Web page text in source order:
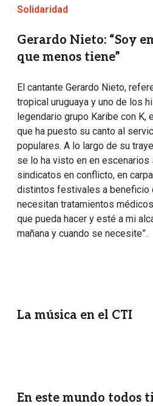
Solidaridad
Gerardo Nieto: “Soy
que menos tiene”
El cantante Gerardo Nieto,
tropical uruguaya y uno de los
legendario grupo Karibe con K,
que ha puesto su canto al
populares. A lo largo de su
se lo ha visto en en
sindicatos en conflicto, en
distintos festivales a beneficio
necesitan tratamientos
que pueda hacer y esté a mi
mañana y cuando se necesite”.
La música en el CTI
En este mundo todos